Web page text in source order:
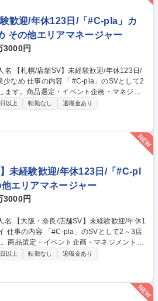
）・商品配置の検討（自店舗の客層や商品
置を行います）など 募集職種 【大
歓迎/年休123日/「#C-pla」カプセルトイ
歓迎/年休123日/「#C-pla」カ
その他エリアマネージャー
3000円
」のSVとして2
ます。商品選定・イベント企画・マネジメ
すので裁量権を持ちながらキャリアを積む
細】・カプセルトイ
から、自店舗の客層や売上を踏まえて、追
企画（季節、周年など）・商品の在庫管
備）・収益管理・人員管理（アルバイト社
）・商品配置の検討（自店舗の客層や商品
置を行います）など 募集職種 【札
日/「#C-pla」カプセルトイ/残業少なめ
以上 転勤なし
退職金あり
未経験歓迎/年休123日/「#C-pl
エリアマネージャー
3000円
商品選定・イベント企画・マネジメント
で裁量権を持ちながらキャリアを積むこと
プセルトイの商
、自店舗の客層や売上を踏まえて、追加発
（季節、周年など）・商品の在庫管理・金
収益管理・人員管理（アルバイト社員の勤
以上 転勤なし
退職金あり